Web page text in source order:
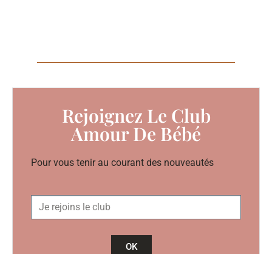
Rejoignez Le Club
Amour De Bébé
Pour vous tenir au courant des nouveautés
OK